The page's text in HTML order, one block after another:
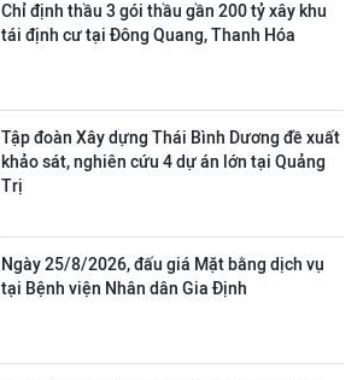
Chỉ định thầu 3 gói thầu gần 200 tỷ xây khu
tái định cư tại Đông Quang, Thanh Hóa
Tập đoàn Xây dựng Thái Bình Dương đề xuất
khảo sát, nghiên cứu 4 dự án lớn tại Quảng
Trị
Ngày 25/8/2026, đấu giá Mặt bằng dịch vụ
tại Bệnh viện Nhân dân Gia Định